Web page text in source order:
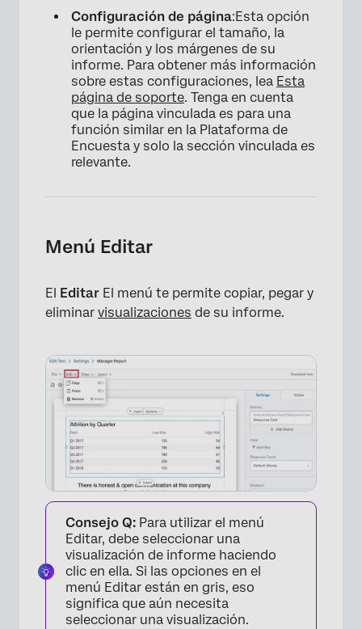
×
Configuración de página:Esta opción
le permite configurar el tamaño, la
orientación y los márgenes de su
informe. Para obtener más información
sobre estas configuraciones, lea Esta
página de soporte. Tenga en cuenta
que la página vinculada es para una
función similar en la Plataforma de
Encuesta y solo la sección vinculada es
relevante.
Menú Editar
El Editar El menú te permite copiar, pegar y
eliminar visualizaciones de su informe.
Consejo Q: Para utilizar el menú
Editar, debe seleccionar una
visualización de informe haciendo
clic en ella. Si las opciones en el
menú Editar están en gris, eso
significa que aún necesita
seleccionar una visualización.